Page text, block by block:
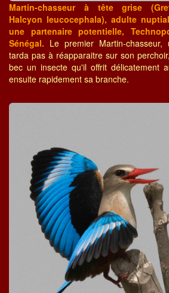
Martin-chasseur à tête grise
Halcyon leucocephala), adulte
une partenaire potentielle,
Sénégal. Le premier Martin-
tarda pas à réapparaitre sur son
bec un insecte qu'il offrit délicatement
ensuite rapidement sa branche.